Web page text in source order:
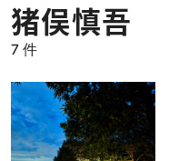
猪俣慎吾
7 件